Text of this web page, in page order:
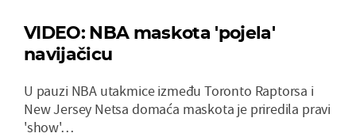
VIDEO: NBA maskota 'pojela'
navijačicu
U pauzi NBA utakmice između Toronto Raptorsa i
New Jersey Netsa domaća maskota je priredila pravi
'show'…